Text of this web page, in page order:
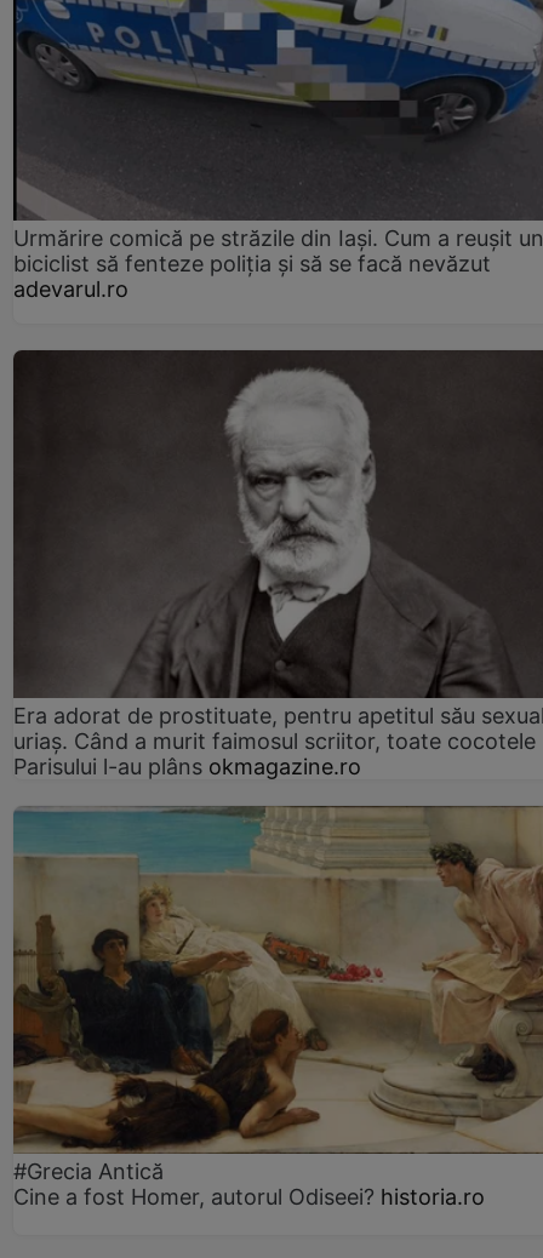
Urmărire comică pe străzile din Iași. Cum a reușit un
biciclist să fenteze poliția și să se facă nevăzut
adevarul.ro
Era adorat de prostituate, pentru apetitul său
uriaș. Când a murit faimosul scriitor, toate cocotele
Parisului l-au plâns okmagazine.ro
#Grecia Antică
Cine a fost Homer, autorul Odiseei? historia.ro